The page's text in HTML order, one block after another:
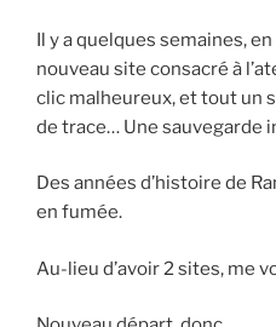
Il y a quelques semaines,
nouveau site consacré à
clic malheureux, et tout un
de trace… Une sauvegarde
Des années d’histoire de
en fumée.
Au-lieu d’avoir 2 sites, me